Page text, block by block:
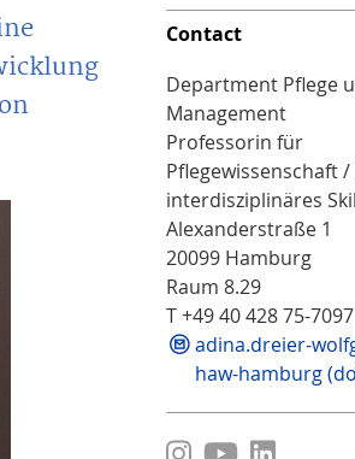
Contact
Department Pflege
Management
Professorin für
Pflegewissenschaft
interdisziplinäres
Alexanderstraße 1
20099 Hamburg
Raum 8.29
T +49 40 428 75-7097
adina.dreier-
haw-hamburg